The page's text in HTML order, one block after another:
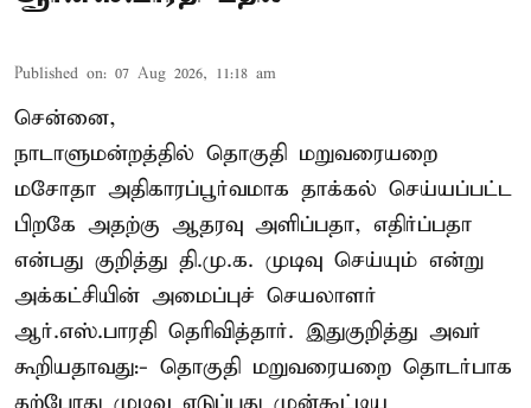
Published on: 07 Aug 2026, 11:18 am
சென்னை,
நாடாளுமன்றத்தில் தொகுதி மறுவரையறை
மசோதா அதிகாரப்பூர்வமாக தாக்கல் செய்யப்பட்ட
பிறகே அதற்கு ஆதரவு அளிப்பதா, எதிர்ப்பதா
என்பது குறித்து தி.மு.க. முடிவு செய்யும் என்று
அக்கட்சியின் அமைப்புச் செயலாளர்
ஆர்.எஸ்.பாரதி தெரிவித்தார். இதுகுறித்து அவர்
கூறியதாவது:- தொகுதி மறுவரையறை தொடர்பாக